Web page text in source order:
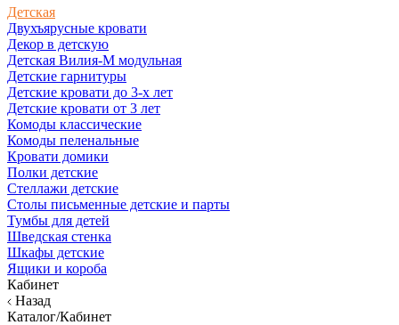
Детская
Двухъярусные кровати
Декор в детскую
Детская Вилия-М модульная
Детские гарнитуры
Детские кровати до 3-х лет
Детские кровати от 3 лет
Комоды классические
Комоды пеленальные
Кровати домики
Полки детские
Стеллажи детские
Столы письменные детские и парты
Тумбы для детей
Шведская стенка
Шкафы детские
Ящики и короба
Кабинет
Назад
Каталог/Кабинет